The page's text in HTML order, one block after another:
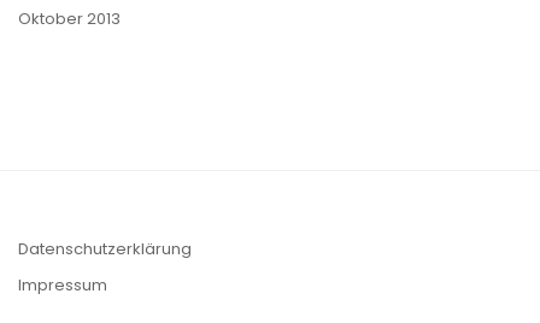
Oktober 2013
Datenschutzerklärung
Impressum